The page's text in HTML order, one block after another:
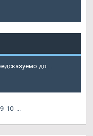
до ...
9 10